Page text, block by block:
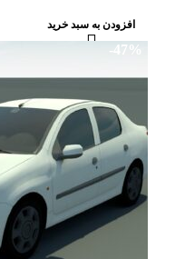
افزودن به سبد خرید
-47%